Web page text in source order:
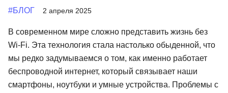
#БЛОГ 2 апреля 2025
В современном мире сложно представить жизнь без
Wi-Fi. Эта технология стала настолько обыденной, что
мы редко задумываемся о том, как именно работает
беспроводной интернет, который связывает наши
смартфоны, ноутбуки и умные устройства. Проблемы с
Разработка
Маркетинг
Дизайн